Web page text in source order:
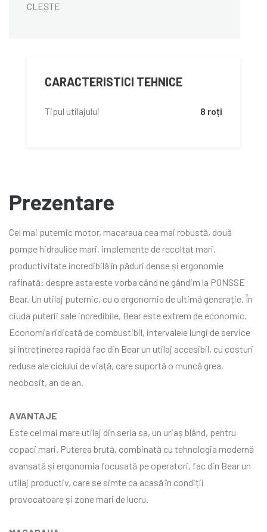
CLEȘTE
CARACTERISTICI TEHNICE
Tipul utilajului 8 roți
Prezentare
Cel mai puternic motor, macaraua cea mai robustă, două
pompe hidraulice mari, implemente de recoltat mari,
productivitate incredibilă în păduri dense și ergonomie
rafinată: despre asta este vorba când ne gândim la PONSSE
Bear. Un utilaj puternic, cu o ergonomie de ultimă generație. În
ciuda puterii sale incredibile, Bear este extrem de economic.
Economia ridicată de combustibil, intervalele lungi de service
și întreținerea rapidă fac din Bear un utilaj accesibil, cu costuri
reduse ale ciclului de viață, care suportă o muncă grea,
neobosit, an de an.
AVANTAJE
Este cel mai mare utilaj din seria sa, un uriaș blând, pentru
copaci mari. Puterea brută, combinată cu tehnologia modernă
avansată și ergonomia focusată pe operatori, fac din Bear un
utilaj productiv, care se simte ca acasă în condiții
provocatoare și zone mari de lucru.